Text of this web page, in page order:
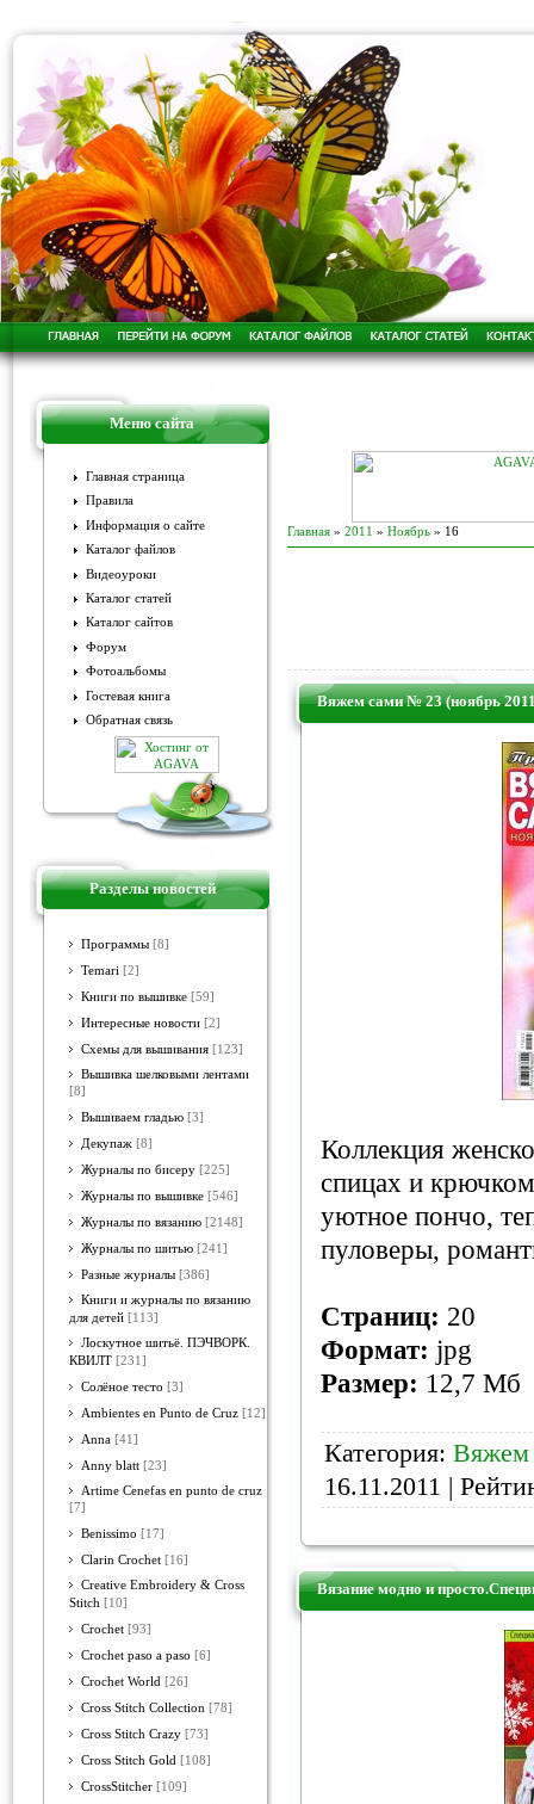
Меню сайта
Главная страница
Правила
Информация о сайте
Каталог файлов
Видеоуроки
Каталог статей
Каталог сайтов
Форум
Фотоальбомы
Гостевая книга
Обратная связь
Разделы новостей
Программы [8]
Temari [2]
Книги по вышивке [59]
Интересные новости [2]
Схемы для вышивания [123]
Вышивка шелковыми лентами
[8]
Вышиваем гладью [3]
Декупаж [8]
Журналы по бисеру [225]
Журналы по вышивке [546]
Журналы по вязанию [2148]
Журналы по шитью [241]
Разные журналы [386]
Книги и журналы по вязанию
для детей [113]
Лоскутное шитьё. ПЭЧВОРК.
КВИЛТ [231]
Солёное тесто [3]
Ambientes en Punto de Cruz [12]
Anna [41]
Anny blatt [23]
Artime Cenefas en punto de cruz
[7]
Benissimo [17]
Clarin Crochet [16]
Creative Embroidery & Cross
Stitch [10]
Crochet [93]
Crochet paso a paso [6]
Crochet World [26]
Cross Stitch Collection [78]
Cross Stitch Crazy [73]
Cross Stitch Gold [108]
CrossStitcher [109]
Главная » 2011 » Ноябрь » 16
Вяжем сами № 23 (ноябрь
Коллекция
спицах и
уютное пончо,
пуловеры,
Страниц: 20
Формат: jpg
Размер: 12,7 Мб
Категория: Вяжем
16.11.2011 |
Вязание модно и